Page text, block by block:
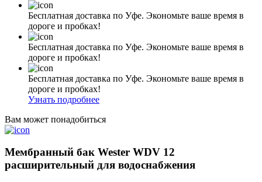
Бесплатная доставка по Уфе. Экономьте ваше время в
дороге и пробках!
Бесплатная доставка по Уфе. Экономьте ваше время в
дороге и пробках!
Бесплатная доставка по Уфе. Экономьте ваше время в
дороге и пробках!
Узнать подробнее
Вам может понадобиться
Мембранный бак Wester WDV 12
расширительный для водоснабжения